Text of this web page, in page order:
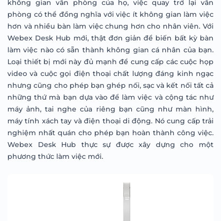
không gian văn phòng của họ, việc quay trở lại văn
phòng có thể đồng nghĩa với việc ít không gian làm việc
hơn và nhiều bàn làm việc chung hơn cho nhân viên. Với
Webex Desk Hub mới, thật đơn giản để biến bất kỳ bàn
làm việc nào có sẵn thành không gian cá nhân của bạn.
Loại thiết bị mới này đủ mạnh để cung cấp các cuộc họp
video và cuộc gọi điện thoại chất lượng đáng kinh ngạc
nhưng cũng cho phép bạn ghép nối, sạc và kết nối tất cả
những thứ mà bạn dựa vào để làm việc và cộng tác như
máy ảnh, tai nghe của riêng bạn cũng như màn hình,
máy tính xách tay và điện thoại di động. Nó cung cấp trải
nghiệm nhất quán cho phép bạn hoàn thành công việc.
Webex Desk Hub thực sự được xây dựng cho một
phương thức làm việc mới.